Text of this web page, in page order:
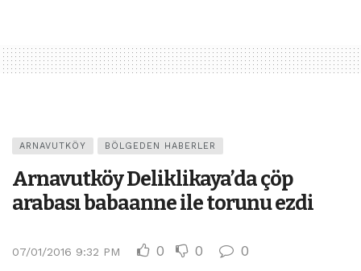
ARNAVUTKÖY BÖLGEDEN HABERLER
Arnavutköy Deliklikaya’da çöp
arabası babaanne ile torunu ezdi
07/01/2016 9:32 PM 0 0 0